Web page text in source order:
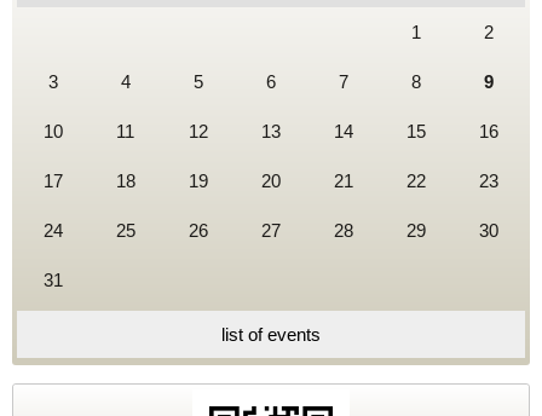
1 2
3 4 5 6 7 8 9
10 11 12 13 14 15 16
17 18 19 20 21 22 23
24 25 26 27 28 29 30
31
list of events